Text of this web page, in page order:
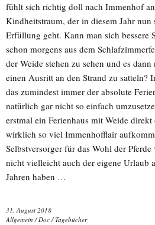
fühlt sich richtig doll nach Immenhof
Kindheitstraum, der in diesem Jahr
Erfüllung geht. Kann man sich bessere
schon morgens aus dem
der Weide stehen zu sehen und es
einen Ausritt an den Strand zu satteln?
das zumindest immer der absolute
natürlich gar nicht so einfach
erstmal ein Ferienhaus mit Weide
wirklich so viel Immenhofflair
Selbstversorger für das Wohl der
nicht vielleicht auch der eigene Urlaub
Jahren haben …
31. August 2018
Allgemein /Doc/Tagebücher